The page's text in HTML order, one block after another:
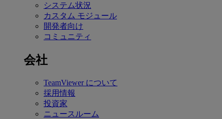
システム状況
カスタム モジュール
開発者向け
コミュニティ
会社
TeamViewer について
採用情報
投資家
ニュースルーム